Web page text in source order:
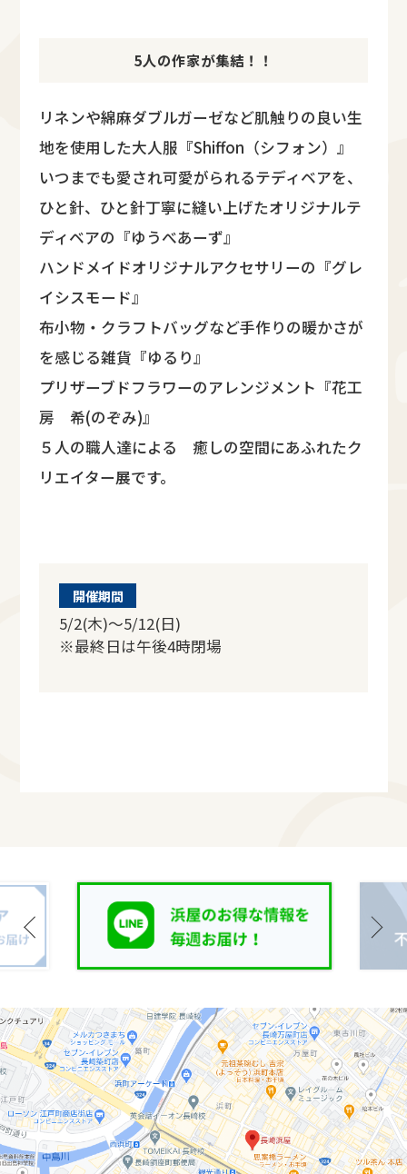
5人の作家が集結！！
リネンや綿麻ダブルガーゼなど肌触りの良い生
地を使用した大人服『Shiffon（シフォン）』
いつまでも愛され可愛がられるテディベアを、
ひと針、ひと針丁寧に縫い上げたオリジナルテ
ディベアの『ゆうべあーず』
ハンドメイドオリジナルアクセサリーの『グレ
イシスモード』
布小物・クラフトバッグなど手作りの暖かさが
を感じる雑貨『ゆるり』
プリザーブドフラワーのアレンジメント『花工
房 希(のぞみ)』
５人の職人達による 癒しの空間にあふれたク
リエイター展です。
開催期間
5/2(木)～5/12(日)
※最終日は午後4時閉場